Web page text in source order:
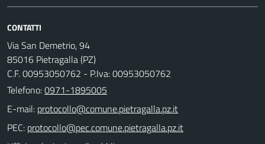
CONTATTI
Via San Demetrio, 94
85016 Pietragalla (PZ)
C.F. 00953050762 - P.Iva: 00953050762
Telefono:0971-1895005
E-mail:
PEC: